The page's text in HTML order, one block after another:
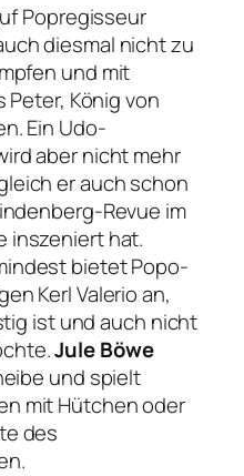
Popregisseur
diesmal nicht zu
und mit
Peter, König von
Ein Udo-
aber nicht mehr
er auch schon
Revue im
inszeniert hat.
bietet Popo-
Kerl Valerio an,
ist und auch nicht
Jule Böwe
und spielt
mit Hütchen oder
des